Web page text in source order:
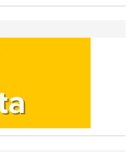
le nostre specificità"